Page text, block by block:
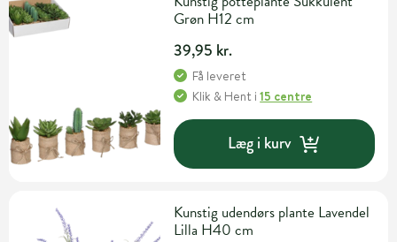
Grøn H12 cm
39,95 kr.
Få leveret
Klik & Hent i15 centre
Læg i kurv
Kunstig udendørs plante Lavendel
Lilla H40 cm